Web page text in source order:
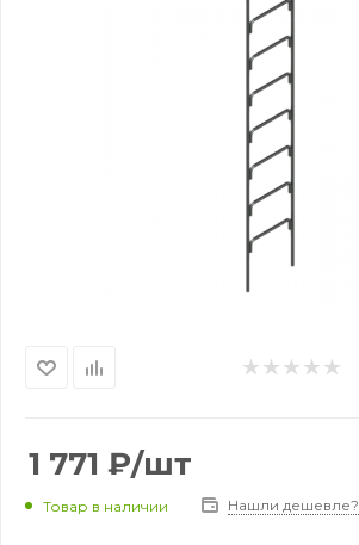
1 771 ₽/шт
Товар в наличии Нашли дешевле?